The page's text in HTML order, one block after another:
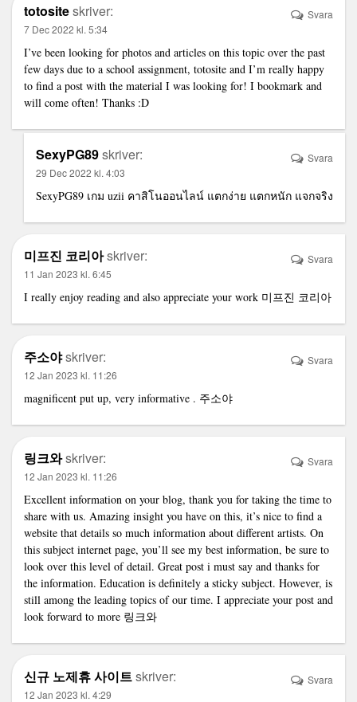
totositeskriver:
7 Dec 2022 kl. 5:34
I’ve been looking for photos and articles on this topic over the past
few days due to a school assignment, totosite and I’m really happy
to find a post with the material I was looking for! I bookmark and
will come often! Thanks :D
Svara
SexyPG89skriver:
29 Dec 2022 kl. 4:03
SexyPG89 เกม uzii คาสิโนออนไลน์ แตกง่าย แตกหนัก แจกจริง
Svara
미프진 코리아skriver:
11 Jan 2023 kl. 6:45
I really enjoy reading and also appreciate your work 미프진 코리아
Svara
주소야skriver:
12 Jan 2023 kl. 11:26
magnificent put up, very informative . 주소야
Svara
링크와skriver:
12 Jan 2023 kl. 11:26
Excellent information on your blog, thank you for taking the time to
share with us. Amazing insight you have on this, it’s nice to find a
website that details so much information about different artists. On
this subject internet page, you’ll see my best information, be sure to
look over this level of detail. Great post i must say and thanks for
the information. Education is definitely a sticky subject. However, is
still among the leading topics of our time. I appreciate your post and
look forward to more 링크와
Svara
신규 노제휴 사이트skriver:
12 Jan 2023 kl. 4:29
Svara